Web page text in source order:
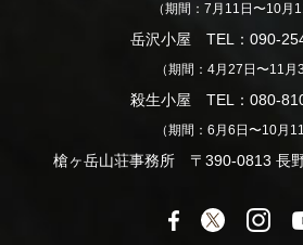
（期間：7月11日〜10月
岳沢小屋 TEL：090-
（期間：4月27日〜11月3
殺生小屋 TEL：080-
（期間：6月6日〜10月11
槍ヶ岳山荘事務所 〒390-0813 長